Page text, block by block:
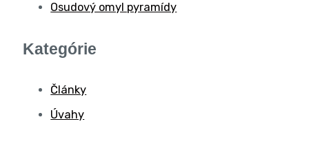
Osudový omyl pyramídy
Kategórie
Články
Úvahy